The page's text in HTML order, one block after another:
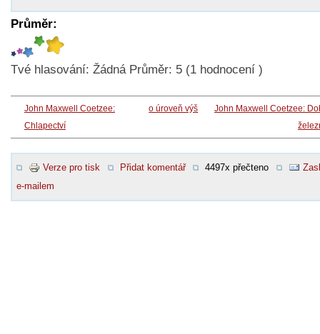
Průměr:
Tvé hlasování: Žádná Průměr: 5 (1 hodnocení )
John Maxwell Coetzee:
Chlapectví
o úroveň výš
John Maxwell Coetzee:
Verze pro tisk Přidat komentář 4497x přečteno
e-mailem